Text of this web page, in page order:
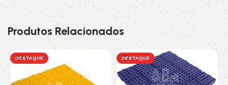
Produtos Relacionados
DESTAQUE DESTAQUE